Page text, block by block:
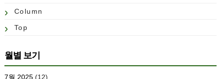
Column
Top
월별 보기
7월 2025(12)